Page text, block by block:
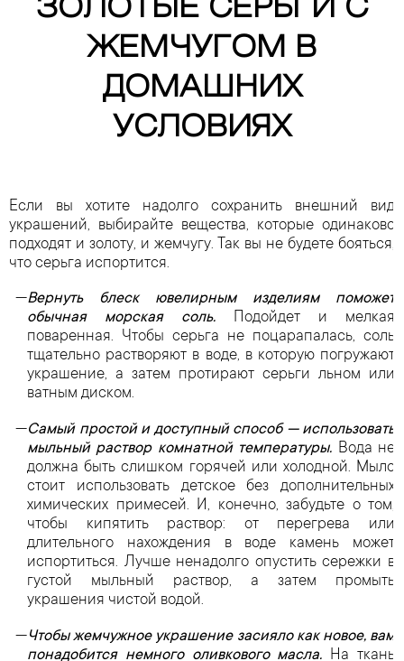
ЗОЛОТЫЕ СЕРЬГИ С
ЖЕМЧУГОМ В
ДОМАШНИХ
УСЛОВИЯХ
Если вы хотите надолго сохранить внешний вид
украшений, выбирайте вещества, которые одинаково
подходят и золоту, и жемчугу. Так вы не будете бояться,
что серьга испортится.
Вернуть блеск ювелирным изделиям поможет
обычная морская соль. Подойдет и мелкая
поваренная. Чтобы серьга не поцарапалась, соль
тщательно растворяют в воде, в которую погружают
украшение, а затем протирают серьги льном или
ватным диском.
Самый простой и доступный способ — использовать
мыльный раствор комнатной температуры. Вода не
должна быть слишком горячей или холодной. Мыло
стоит использовать детское без дополнительных
химических примесей. И, конечно, забудьте о том,
чтобы кипятить раствор: от перегрева или
длительного нахождения в воде камень может
испортиться. Лучше ненадолго опустить сережки в
густой мыльный раствор, а затем промыть
украшения чистой водой.
Чтобы жемчужное украшение засияло как новое, вам
понадобится немного оливкового масла. На ткань